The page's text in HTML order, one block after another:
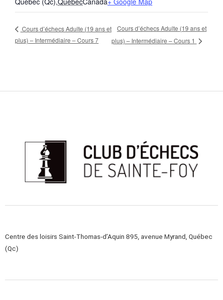
Cours d’échecs Adulte (19 ans et
plus) – Intermédiaire – Cours 7
Cours d’échecs Adulte (19 ans et
plus) – Intermédiaire – Cours 1
Centre des loisirs Saint-Thomas-d’Aquin 895, avenue Myrand, Québec
(Qc)